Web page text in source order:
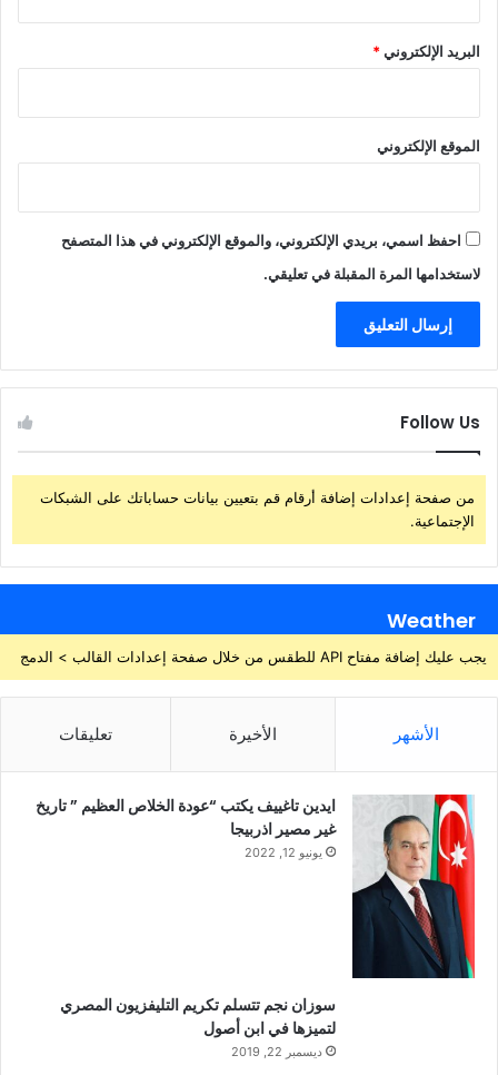
البريد الإلكتروني*
الموقع الإلكتروني
احفظ اسمي، بريدي الإلكتروني، والموقع الإلكتروني في هذا المتصفح
لاستخدامها المرة المقبلة في تعليقي.
Follow Us
من صفحة إعدادات إضافة أرقام قم بتعيين بيانات حساباتك على الشبكات
الإجتماعية.
Weather
يجب عليك إضافة مفتاح API للطقس من خلال صفحة إعدادات القالب > الدمج
الأشهر الأخيرة تعليقات
ايدين تاغييف يكتب “عودة الخلاص العظيم ” تاريخ
غير مصير اذربيجا
يونيو 12, 2022
سوزان نجم تتسلم تكريم التليفزيون المصري
لتميزها في ابن أصول
ديسمبر 22, 2019